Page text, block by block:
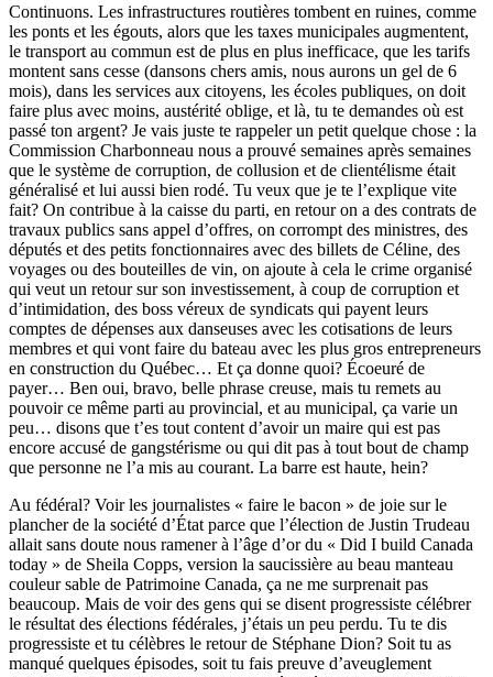
Continuons. Les infrastructures routières tombent en ruines, comme
les ponts et les égouts, alors que les taxes municipales augmentent,
le transport au commun est de plus en plus inefficace, que les tarifs
montent sans cesse (dansons chers amis, nous aurons un gel de 6
mois), dans les services aux citoyens, les écoles publiques, on doit
faire plus avec moins, austérité oblige, et là, tu te demandes où est
passé ton argent? Je vais juste te rappeler un petit quelque chose : la
Commission Charbonneau nous a prouvé semaines après semaines
que le système de corruption, de collusion et de clientélisme était
généralisé et lui aussi bien rodé. Tu veux que je te l’explique vite
fait? On contribue à la caisse du parti, en retour on a des contrats de
travaux publics sans appel d’offres, on corrompt des ministres, des
députés et des petits fonctionnaires avec des billets de Céline, des
voyages ou des bouteilles de vin, on ajoute à cela le crime organisé
qui veut un retour sur son investissement, à coup de corruption et
d’intimidation, des boss véreux de syndicats qui payent leurs
comptes de dépenses aux danseuses avec les cotisations de leurs
membres et qui vont faire du bateau avec les plus gros entrepreneurs
en construction du Québec… Et ça donne quoi? Écoeuré de
payer… Ben oui, bravo, belle phrase creuse, mais tu remets au
pouvoir ce même parti au provincial, et au municipal, ça varie un
peu… disons que t’es tout content d’avoir un maire qui est pas
encore accusé de gangstérisme ou qui dit pas à tout bout de champ
que personne ne l’a mis au courant. La barre est haute, hein?
Au fédéral? Voir les journalistes « faire le bacon » de joie sur le
plancher de la société d’État parce que l’élection de Justin Trudeau
allait sans doute nous ramener à l’âge d’or du « Did I build Canada
today » de Sheila Copps, version la saucissière au beau manteau
couleur sable de Patrimoine Canada, ça ne me surprenait pas
beaucoup. Mais de voir des gens qui se disent progressiste célébrer
le résultat des élections fédérales, j’étais un peu perdu. Tu te dis
progressiste et tu célèbres le retour de Stéphane Dion? Soit tu as
manqué quelques épisodes, soit tu fais preuve d’aveuglement